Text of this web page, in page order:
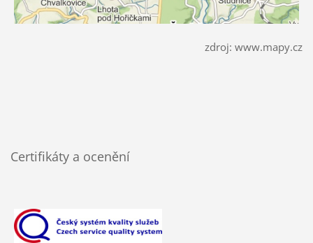
zdroj: www.mapy.cz
Certifikáty a ocenění